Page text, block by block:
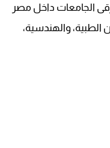
في عدد من أرقى الجامعات داخل مصر
والهندسية،